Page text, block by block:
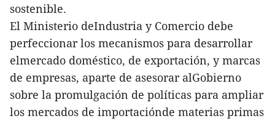
sostenible.
El Ministerio deIndustria y Comercio debe
perfeccionar los mecanismos para desarrollar
elmercado doméstico, de exportación, y marcas
de empresas, aparte de asesorar alGobierno
sobre la promulgación de políticas para ampliar
los mercados de importaciónde materias primas